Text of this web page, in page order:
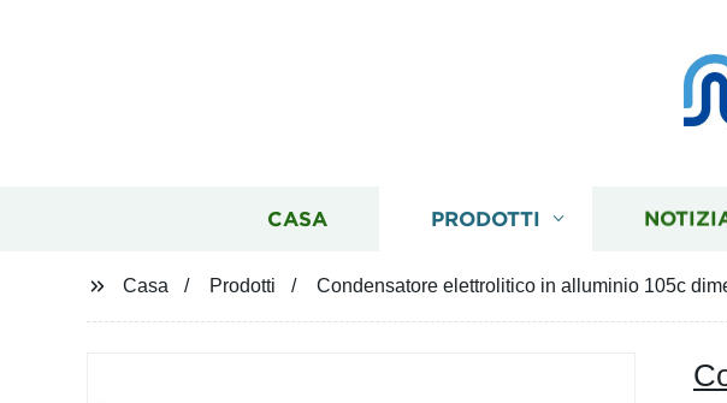
CASA PRODOTTI
Casa Prodotti Condensatore elettrolitico in alluminio 105c